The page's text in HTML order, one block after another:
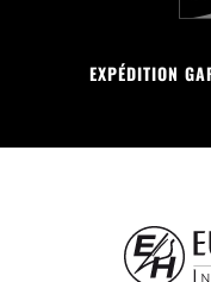
EXPÉDITION